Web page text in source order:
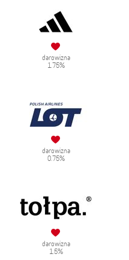
darowizna
1.75%
darowizna
0.75%
darowizna
1.5%